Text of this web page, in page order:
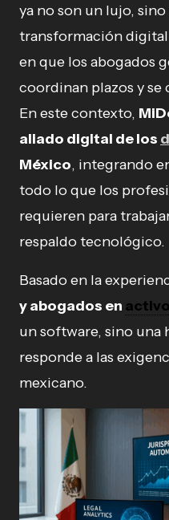
ya no son un lujo,
transformación
en que los abogados
coordinan plazos y
En este contexto,
aliado digital de los
México, integrando
todo lo que los
requieren para
respaldo tecnológico.
Basado en la
y abogados en activo
un software, sino
responde a las
mexicano.